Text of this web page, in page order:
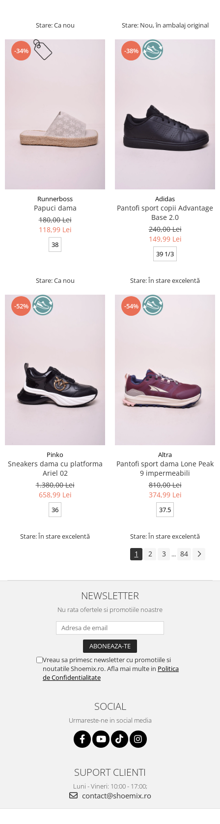
Stare: Ca nou Stare: Nou, în ambalaj original
-34%
Runnerboss
Papuci dama
180,00 Lei
118,99 Lei
38
Stare: Ca nou
-38%
Adidas
Pantofi sport copii Advantage
Base 2.0
240,00 Lei
149,99 Lei
39 1/3
Stare: În stare excelentă
-52%
Pinko
Sneakers dama cu platforma
Ariel 02
1.380,00 Lei
658,99 Lei
36
Stare: În stare excelentă
-54%
Altra
Pantofi sport dama Lone Peak
9 impermeabili
810,00 Lei
374,99 Lei
37.5
Stare: În stare excelentă
1 2 3 ... 84
NEWSLETTER
Nu rata ofertele si promotiile noastre
Vreau sa primesc newsletter cu promotiile si
noutatile Shoemix.ro. Afla mai multe in Politica
de Confidentialitate
SOCIAL
Urmareste-ne in social media
SUPORT CLIENTI
Luni - Vineri: 10:00 - 17:00;
contact@shoemix.ro